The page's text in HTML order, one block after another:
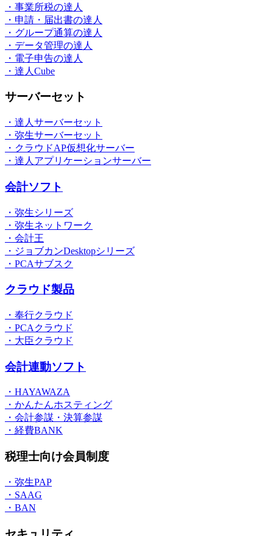
・事業所税の達人
・申請・届出書の達人
・グループ通算の達人
・データ管理の達人
・電子申告の達人
・達人Cube
サーバーセット
・達人サーバーセット
・弥生サーバーセット
・クラウドAP仮想化サーバー
・達人アプリケーションサーバー
会計ソフト
・弥生シリーズ
・弥生ネットワーク
・会計王
・ジョブカンDesktopシリーズ
・PCAサブスク
クラウド製品
・奉行クラウド
・PCAクラウド
・大臣クラウド
会計連動ソフト
・HAYAWAZA
・かんたんホスティング
・会計参謀・決算参謀
・経費BANK
税理士向け会員制度
・弥生PAP
・SAAG
・BAN